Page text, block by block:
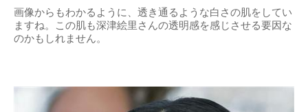
画像からもわかるように、透き通るような白さの肌をしてい
ますね。この肌も深津絵里さんの透明感を感じさせる要因な
のかもしれません。